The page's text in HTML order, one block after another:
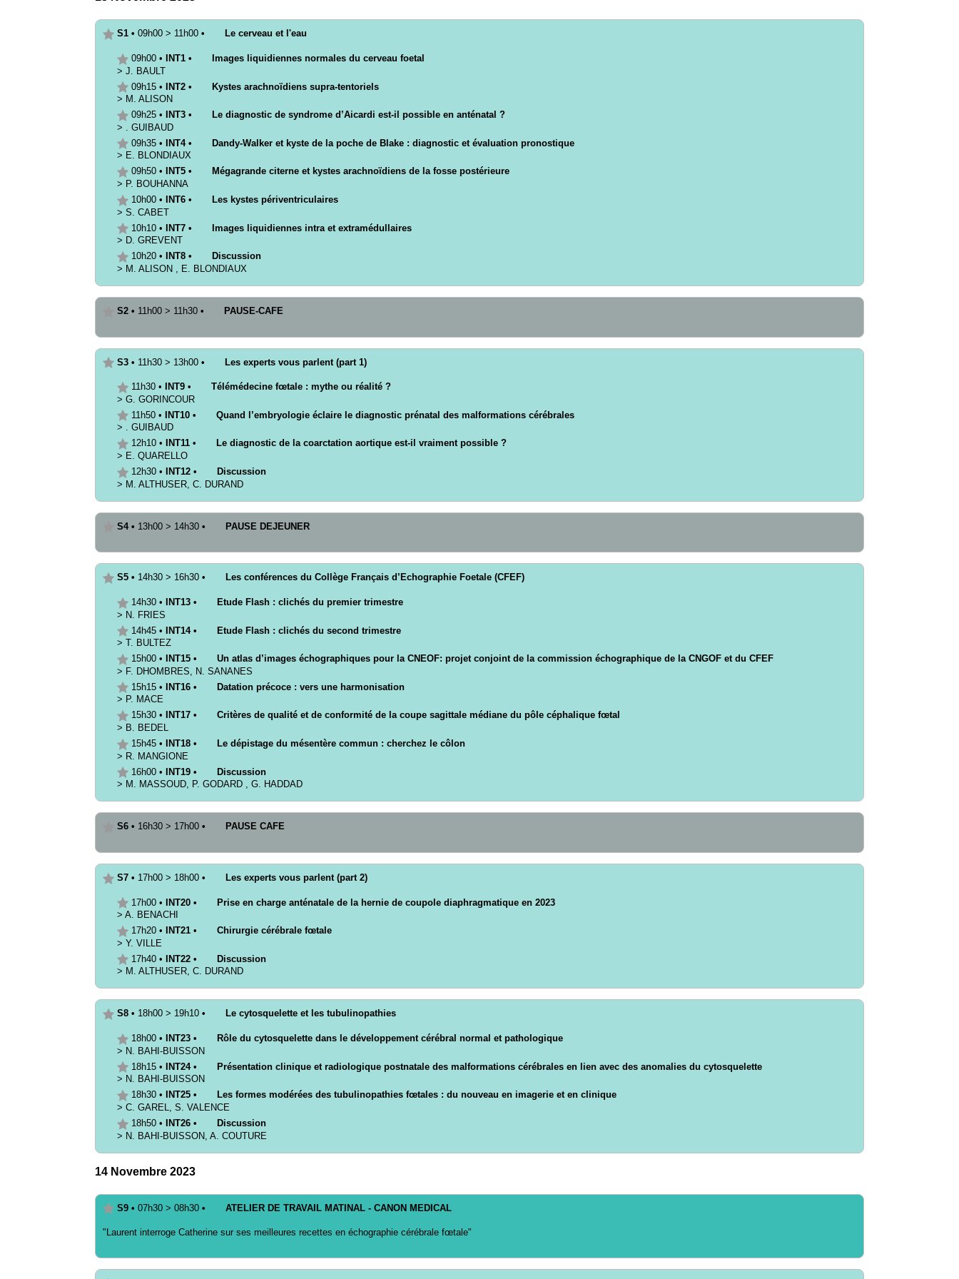
S1 • 09h00 > 11h00 • Le cerveau et l'eau
09h00 • INT1 •
Images liquidiennes normales du cerveau foetal
> J.
BAULT
09h15 • INT2 •
Kystes arachnoïdiens supra-tentoriels
> M. ALISON
09h25 • INT3 •
Le diagnostic de syndrome d’Aicardi est-il possible en anténatal ?
>
GUIBAUD
09h35 • INT4 •
Dandy-Walker et kyste de la poche de Blake : diagnostic et évaluation pronostique
> E. BLONDIAUX
09h50 • INT5 •
Mégagrande citerne et kystes arachnoïdiens de la fosse postérieure
> P. BOUHANNA
10h00 • INT6 •
Les kystes périventriculaires
> S. CABET
10h10 • INT7 •
Images liquidiennes intra et extramédullaires
> D. GREVENT
10h20 • INT8 •
Discussion
> M. ALISON E. BLONDIAUX
S2 • 11h00 > 11h30 • PAUSE-CAFE
S3 • 11h30 > 13h00 • Les experts vous parlent (part 1)
11h30 • INT9 •
Télémédecine fœtale : mythe ou réalité ?
> G. GORINCOUR
11h50 • INT10 •
Quand l’embryologie éclaire le diagnostic prénatal des malformations cérébrales
> . GUIBAUD
12h10 • INT11 •
Le diagnostic de la coarctation aortique est-il vraiment possible ?
> E. QUARELLO
12h30 • INT12 •
Discussion
> M. ALTHUSER C. DURAND
S4 • 13h00 > 14h30 • PAUSE DEJEUNER
S5 • 14h30 > 16h30 • Les conférences du Collège Français d’Echographie Foetale (CFEF)
14h30 • INT13 •
Etude Flash : clichés du premier trimestre
> N. FRIES
14h45 • INT14 •
Etude Flash : clichés du second trimestre
> T. BULTEZ
15h00 • INT15 •
Un atlas d’images échographiques pour la CNEOF: projet conjoint de la commission échographique de la CNGOF et du CFEF
> F. DHOMBRES N. SANANES
15h15 • INT16 •
Datation précoce : vers une harmonisation
> P. MACE
15h30 • INT17 •
Critères de qualité et de conformité de la coupe sagittale médiane du pôle céphalique fœtal
> B. BEDEL
15h45 • INT18 •
Le dépistage du mésentère commun : cherchez le côlon
> R. MANGIONE
16h00 • INT19 •
Discussion
> M. MASSOUD, P. GODARD , G. HADDAD
S6 • 16h30 > 17h00 • PAUSE CAFE
S7 • 17h00 > 18h00 • Les experts vous parlent (part 2)
17h00 • INT20 •
Prise en charge anténatale de la hernie de coupole diaphragmatique en 2023
> A. BENACHI
17h20 • INT21 •
Chirurgie cérébrale fœtale
> Y. VILLE
17h40 • INT22 •
Discussion
> M. ALTHUSER, C. DURAND
S8 • 18h00 > 19h10 • Le cytosquelette et les tubulinopathies
18h00 • INT23 •
Rôle du cytosquelette dans le développement cérébral normal et pathologique
> N. BAHI-BUISSON
18h15 • INT24 •
Présentation clinique et radiologique postnatale des malformations cérébrales en lien avec des anomalies du cytosquelette
> N. BAHI-BUISSON
18h30 • INT25 •
Les formes modérées des tubulinopathies fœtales : du nouveau en imagerie et en clinique
> C. GAREL S. VALENCE
18h50 • INT26 •
Discussion
> N. BAHI-BUISSON A. COUTURE
14 Novembre 2023
S9 • 07h30 > 08h30 • ATELIER DE TRAVAIL MATINAL - CANON MEDICAL
"Laurent interroge Catherine sur ses meilleures recettes en échographie cérébrale fœtale"